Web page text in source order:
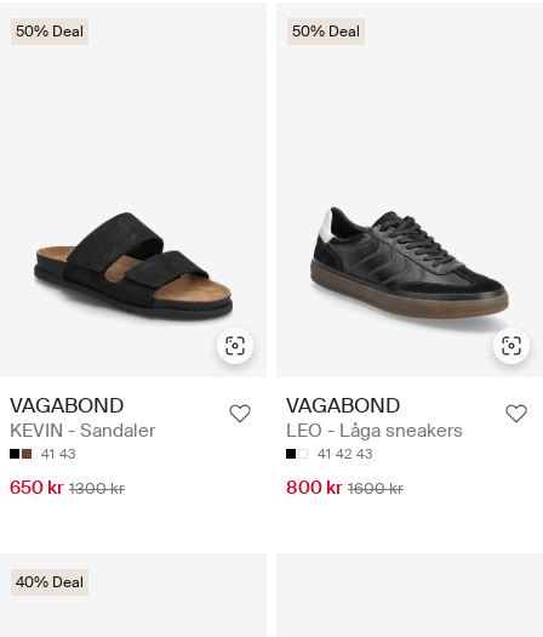
50% Deal
VAGABOND
KEVIN - Sandaler
41 43
650 kr 1300 kr
50% Deal
VAGABOND
LEO - Låga sneakers
41 42 43
800 kr 1600 kr
40% Deal